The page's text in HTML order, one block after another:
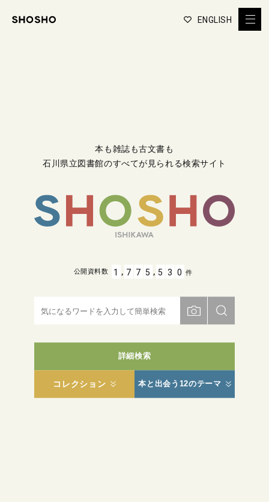
ENGLISH
本も雑誌も古文書も
石川県立図書館のすべてが見られる検索サイト
詳細検索
コレクション 本と出会う12のテーマ
公開資料数 1 , 7 7 5 , 5 3 0 件